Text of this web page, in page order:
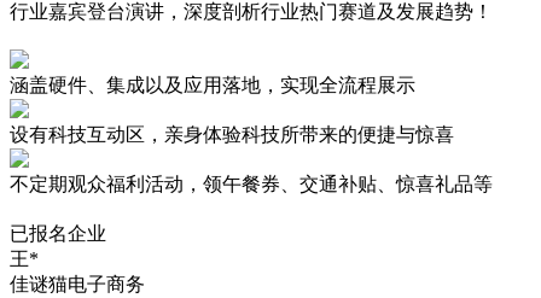
行业嘉宾登台演讲，深度剖析行业热门赛道及发展趋势！
涵盖硬件、集成以及应用落地，实现全流程展示
设有科技互动区 ，亲身体验科技所带来的便捷与惊喜
不定期观众福利活动 ，领午餐券、交通补贴、惊喜礼品等
已报名企业
王*
佳谜猫电子商务